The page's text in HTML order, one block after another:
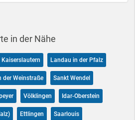
in der Nähe
Kaiserslautern Landau in der Pfalz
der Weinstraße Sankt Wendel
Völklingen Idar-Oberstein
Ettlingen Saarlouis